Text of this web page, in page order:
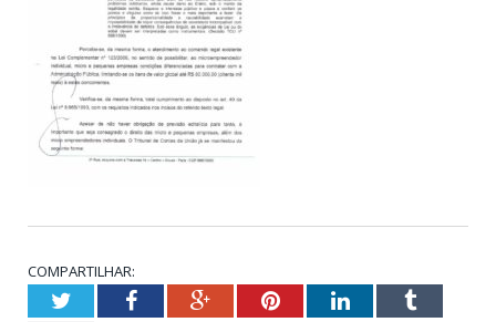
COMPARTILHAR:
TwitterFacebookGoogle+PinterestLinkedInTumblr